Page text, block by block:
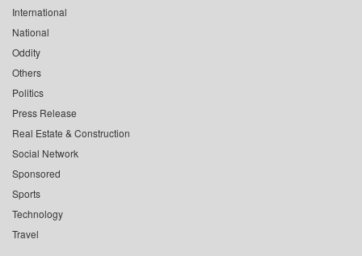
International
National
Oddity
Others
Politics
Press Release
Real Estate & Construction
Social Network
Sponsored
Sports
Technology
Travel